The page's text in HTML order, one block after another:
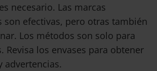
necesario. Las marcas
son efectivas, pero otras también
Los métodos son solo para
Revisa los envases para obtener
advertencias.